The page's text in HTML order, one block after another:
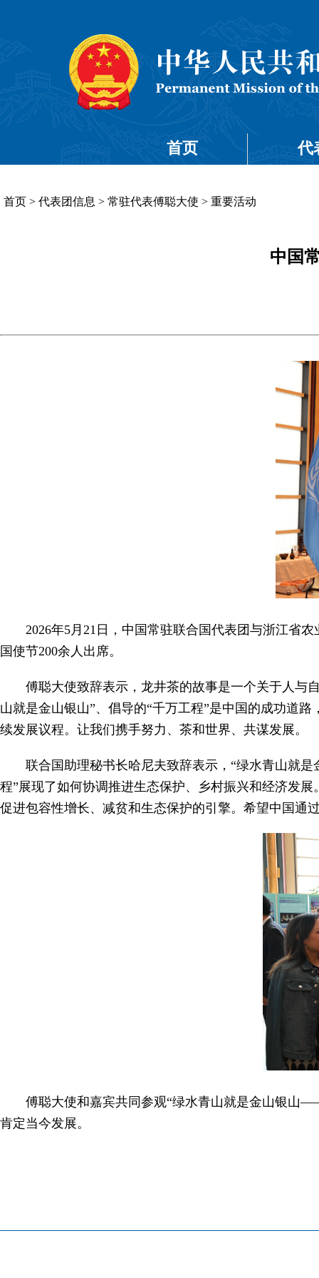
首页 代
首页 > 代表团信息 > 常驻代表傅聪大使 > 重要活动
中国
2026年5月21日，中国常驻联合国代表团与浙江省
国使节200余人出席。
傅聪大使致辞表示，龙井茶的故事是一个关于人与
山就是金山银山”、倡导的“千万工程”是中国的成功道
续发展议程。让我们携手努力、茶和世界、共谋发展。
联合国助理秘书长哈尼夫致辞表示，“绿水青山就
程”展现了如何协调推进生态保护、乡村振兴和经济发
促进包容性增长、减贫和生态保护的引擎。希望中国通
傅聪大使和嘉宾共同参观“绿水青山就是金山银山
肯定当今发展。